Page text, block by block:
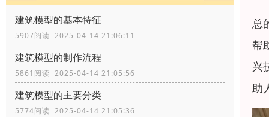
建筑模型的基本特征
5907阅读 2025-04-14 21:06:11
建筑模型的制作流程
5861阅读 2025-04-14 21:05:56
建筑模型的主要分类
5774阅读 2025-04-14 21:05:36
总
帮
兴
助